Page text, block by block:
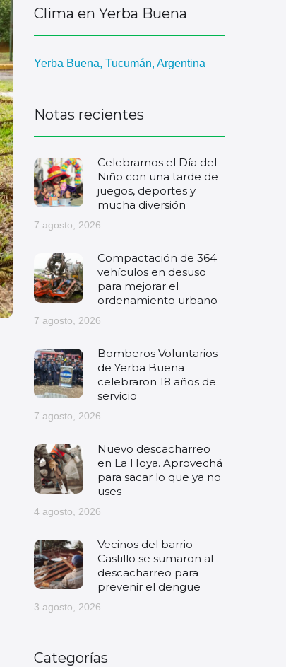
Clima en Yerba Buena
Yerba Buena, Tucumán, Argentina
Notas recientes
Celebramos el Día del
Niño con una tarde de
juegos, deportes y
mucha diversión
7 agosto, 2026
Compactación de 364
vehículos en desuso
para mejorar el
ordenamiento urbano
7 agosto, 2026
Bomberos Voluntarios
de Yerba Buena
celebraron 18 años de
servicio
7 agosto, 2026
Nuevo descacharreo
en La Hoya. Aprovechá
para sacar lo que ya no
uses
4 agosto, 2026
Vecinos del barrio
Castillo se sumaron al
descacharreo para
prevenir el dengue
3 agosto, 2026
Categorías